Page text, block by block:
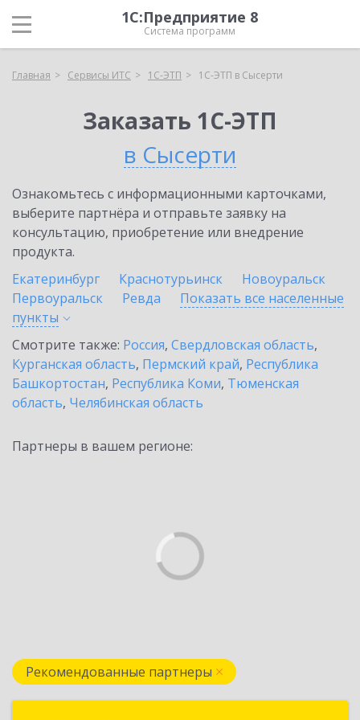
1С:Предприятие 8
Система программ
Главная Сервисы ИТС 1С-ЭТП 1С-ЭТП в Сысерти
Заказать 1С-ЭТП
в Сысерти
Ознакомьтесь с информационными карточками,
выберите партнёра и отправьте заявку на
консультацию, приобретение или внедрение
продукта.
Екатеринбург
Краснотурьинск
Новоуральск
Первоуральск
Ревда
Показать все населенные
пункты
Смотрите также: Россия, Свердловская область,
Курганская область, Пермский край, Республика
Башкортостан, Республика Коми, Тюменская
область, Челябинская область
Партнеры в вашем регионе:
Рекомендованные партнеры